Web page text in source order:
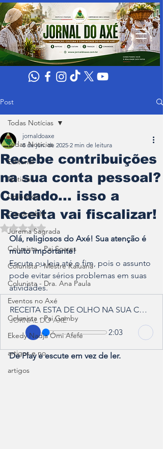
Post
Todas Notícias
Editorial
Noticias
Umbanda
Candomblé
Jurema Sagrada
Colunista - Pai Soares
Colunista - Mestre Kaluanã
Colunista - Dra. Ana Paula
Eventos no Axé
Colunista - Pai Gamby
Ekedy Nadja Ómi Afefé
artigos e no
artigos
Todas Notícias
Recebe contribuições
na sua conta pessoal?
Cuidado... isso a
Receita vai fiscalizar!
jornaldoaxe
8 de jun. de 2025 2 min de leitura
Avaliado com NaN de 5 estrelas.
Olá, religiosos do Axé! Sua atenção é
muito importante!
Escute ou leia até o fim, pois o assunto
pode evitar sérios problemas em suas
atividades.
RECEITA ESTA DE OLHO NA SUA CONTA PESSOAL
JORNAL DO AXÉ
2:03
De Play e escute em vez de ler.